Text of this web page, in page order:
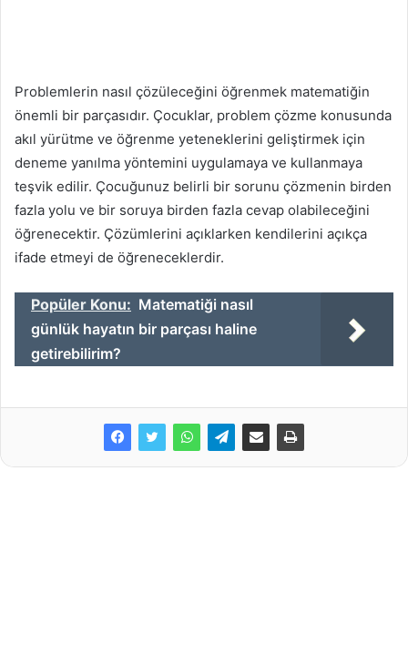
Problemlerin nasıl çözüleceğini öğrenmek matematiğin
önemli bir parçasıdır. Çocuklar, problem çözme konusunda
akıl yürütme ve öğrenme yeteneklerini geliştirmek için
deneme yanılma yöntemini uygulamaya ve kullanmaya
teşvik edilir. Çocuğunuz belirli bir sorunu çözmenin birden
fazla yolu ve bir soruya birden fazla cevap olabileceğini
öğrenecektir. Çözümlerini açıklarken kendilerini açıkça
ifade etmeyi de öğreneceklerdir.
Popüler Konu: Matematiği nasıl
günlük hayatın bir parçası haline
getirebilirim?